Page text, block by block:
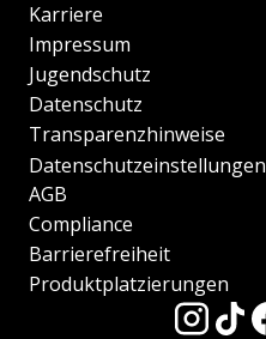
Karriere
Impressum
Jugendschutz
Datenschutz
Transparenzhinweise
Datenschutzeinstellungen
AGB
Compliance
Barrierefreiheit
Produktplatzierungen